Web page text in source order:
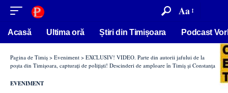
conținut Aa
Acasă Ultima oră Știri din Timișoara Podcast
Pagina de Timiș > Eveniment > EXCLUSIV! VIDEO. Parte din autorii jafului de la
poșta din Timișoara, capturați de polițiști! Descinderi de amploare în Timiș și Constanța
EVENIMENT